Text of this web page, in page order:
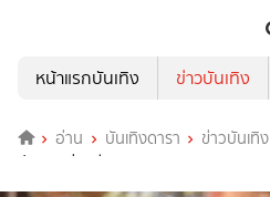
หน้าแรกบันเทิง
ข่าวบันเทิง
อ่าน บันเทิงดารา ข่าวบันเทิง
ประกาศข่าวดี